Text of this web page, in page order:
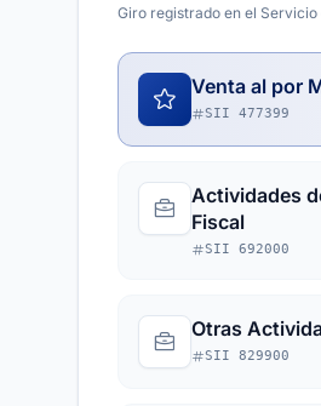
Giro registrado en el
Venta al por
SII 477399
Actividades
Fiscal
SII 692000
Otras
SII 829900